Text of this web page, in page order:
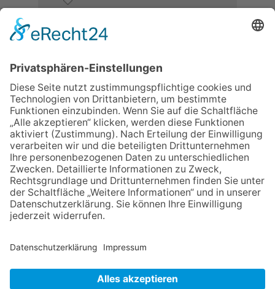
06.08.2026
Baustellenführung führt auch in
die Zukunft der Stadt
Königstein
06.08.2026
Klinikforum zum Thema
Karpaltunnelsyndrom
06.08.2026
Gewinnspiel zum Start ins
Schuljahr
06.08.2026
„Rock auf der Burg“ lässt
Königstein beben
NACH OBEN